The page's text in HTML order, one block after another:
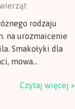
rodzaju
na urozmaicenie
Smakołyki dla
mowa...
Czytaj więcej »